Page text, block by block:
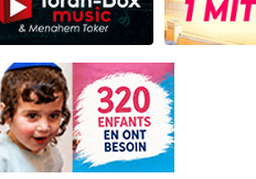
jambe de Yohan